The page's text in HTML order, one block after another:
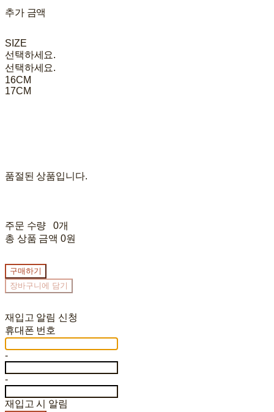
추가 금액
SIZE
선택하세요.
선택하세요.
16CM
17CM
품절된 상품입니다.
주문 수량
0개
총 상품 금액 0원
구매하기
장바구니에 담기
재입고 알림 신청
휴대폰 번호
-
-
재입고 시 알림